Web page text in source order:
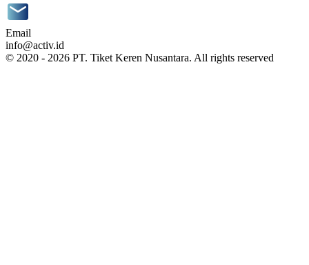
Email
info@activ.id
© 2020 - 2026 PT. Tiket Keren Nusantara. All rights reserved